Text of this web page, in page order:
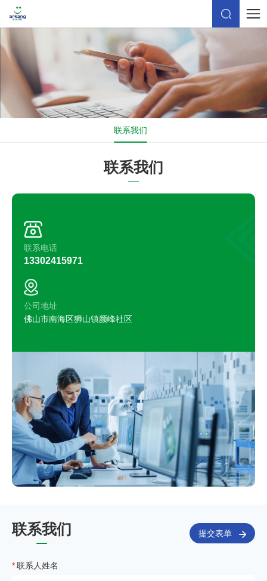
联系我们
联系我们
联系电话
13302415971
公司地址
佛山市南海区狮山镇颜峰社区
联系我们 提交表单
* 联系人姓名